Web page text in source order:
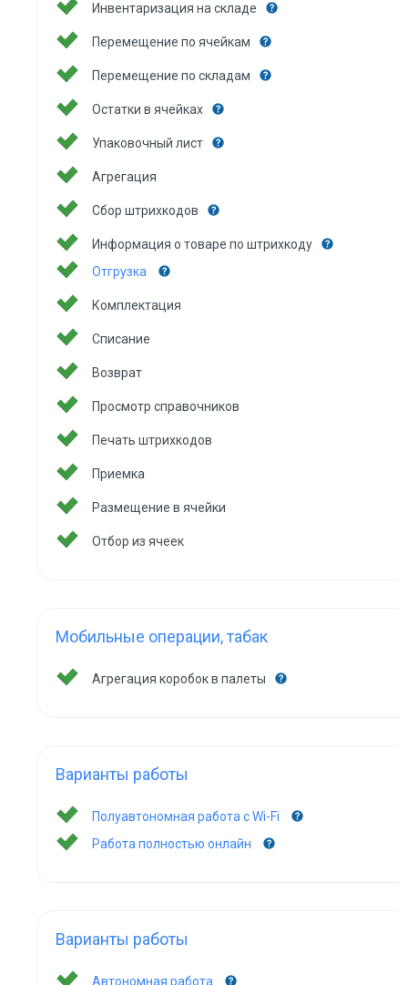
Инвентаризация на складе
Перемещение по ячейкам
Перемещение по складам
Остатки в ячейках
Упаковочный лист
Агрегация
Сбор штрихкодов
Информация о товаре по штрихкоду
Отгрузка
Комплектация
Списание
Возврат
Просмотр справочников
Печать штрихкодов
Приемка
Размещение в ячейки
Отбор из ячеек
Мобильные операции, табак
Агрегация коробок в палеты
Варианты работы
Полуавтономная работа с Wi-Fi
Работа полностью онлайн
Варианты работы
Автономная работа